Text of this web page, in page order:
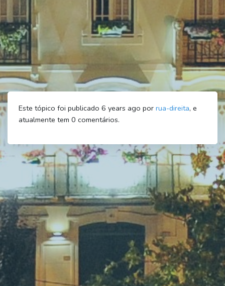
Este tópico foi publicado 6 years ago por rua-direita, e
atualmente tem 0 comentários.